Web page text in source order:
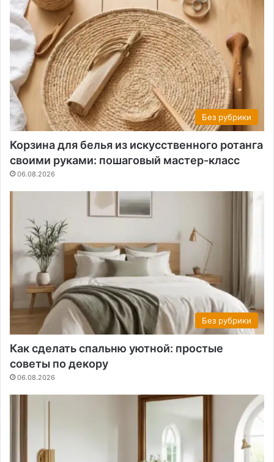
Без рубрики
Корзина для белья из искусственного ротанга
своими руками: пошаговый мастер-класс
06.08.2026
Без рубрики
Как сделать спальню уютной: простые
советы по декору
06.08.2026